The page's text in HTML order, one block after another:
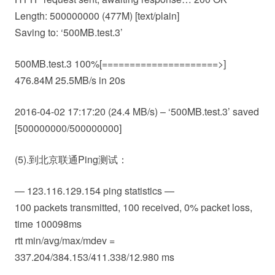
Length: 500000000 (477M) [text/plain]
Saving to: ‘500MB.test.3’
500MB.test.3 100%[=====================>]
476.84M 25.5MB/s in 20s
2016-04-02 17:17:20 (24.4 MB/s) – ‘500MB.test.3’ saved
[500000000/500000000]
(5).到北京联通Ping测试：
— 123.116.129.154 ping statistics —
100 packets transmitted, 100 received, 0% packet loss,
time 100098ms
rtt min/avg/max/mdev =
337.204/384.153/411.338/12.980 ms